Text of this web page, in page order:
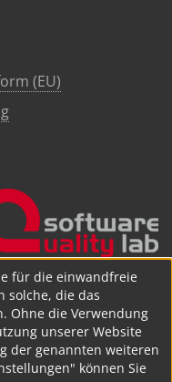
(EU)
für die einwandfreie
solche, die das
Ohne die Verwendung
unserer Website
der genannten weiteren
können Sie